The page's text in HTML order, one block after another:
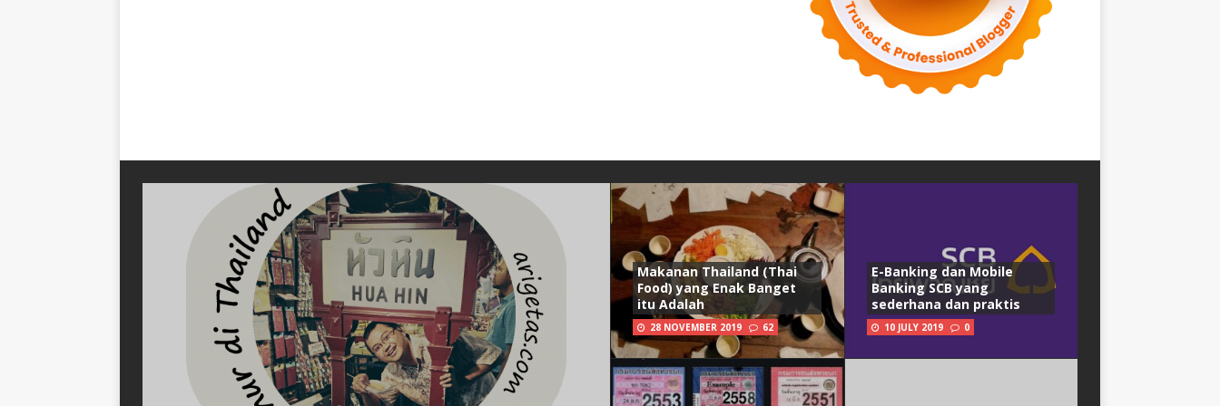
Makanan Thailand (Thai
Food) yang Enak Banget
itu Adalah
28 NOVEMBER 2019 62
E-Banking dan Mobile
Banking SCB yang
sederhana dan praktis
10 JULY 2019 0